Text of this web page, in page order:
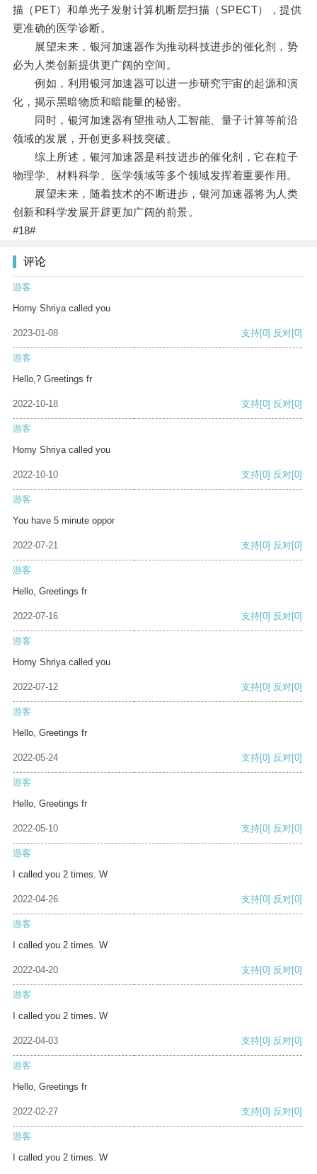
描（PET）和单光子发射计算机断层扫描（SPECT），提供
更准确的医学诊断。
展望未来，银河加速器作为推动科技进步的催化剂，势
必为人类创新提供更广阔的空间。
例如，利用银河加速器可以进一步研究宇宙的起源和演
化，揭示黑暗物质和暗能量的秘密。
同时，银河加速器有望推动人工智能、量子计算等前沿
领域的发展，开创更多科技突破。
综上所述，银河加速器是科技进步的催化剂，它在粒子
物理学、材料科学、医学领域等多个领域发挥着重要作用。
展望未来，随着技术的不断进步，银河加速器将为人类
创新和科学发展开辟更加广阔的前景。
#18#
评论
游客
Horny Shriya called you
2023-01-08 支持[0] 反对[0]
游客
Hello,? Greetings fr
2022-10-18 支持[0] 反对[0]
游客
Horny Shriya called you
2022-10-10 支持[0] 反对[0]
游客
You have 5 minute oppor
2022-07-21 支持[0] 反对[0]
游客
Hello, Greetings fr
2022-07-16 支持[0] 反对[0]
游客
Horny Shriya called you
2022-07-12 支持[0] 反对[0]
游客
Hello, Greetings fr
2022-05-24 支持[0] 反对[0]
游客
Hello, Greetings fr
2022-05-10 支持[0] 反对[0]
游客
I called you 2 times. W
2022-04-26 支持[0] 反对[0]
游客
I called you 2 times. W
2022-04-20 支持[0] 反对[0]
游客
I called you 2 times. W
2022-04-03 支持[0] 反对[0]
游客
Hello, Greetings fr
2022-02-27 支持[0] 反对[0]
游客
I called you 2 times. W